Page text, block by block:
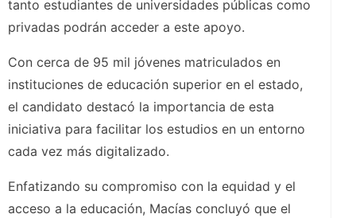
tanto estudiantes de universidades públicas como
privadas podrán acceder a este apoyo.
Con cerca de 95 mil jóvenes matriculados en
instituciones de educación superior en el estado,
el candidato destacó la importancia de esta
iniciativa para facilitar los estudios en un entorno
cada vez más digitalizado.
Enfatizando su compromiso con la equidad y el
acceso a la educación, Macías concluyó que el